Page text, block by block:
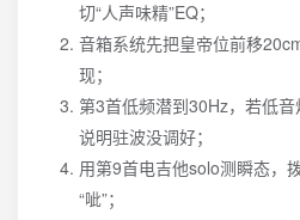
切“人声味精”EQ；
音箱系统先把皇帝位前移
现；
第3首低频潜到30Hz，若低音
说明驻波没调好；
用第9首电吉他solo测瞬态，
“呲”；